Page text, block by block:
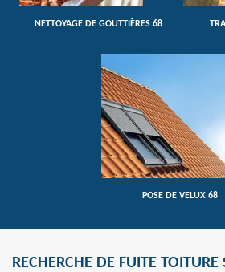
NETTOYAGE DE GOUTTIÈRES 68
POSE DE VELUX 68
RECHERCHE DE FUITE